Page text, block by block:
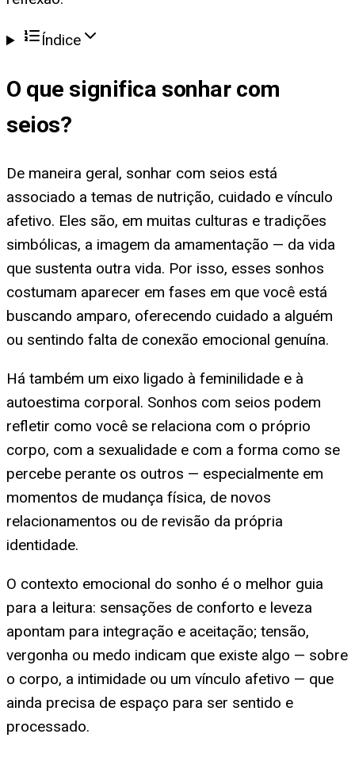
Índice
O que significa sonhar com
seios?
De maneira geral, sonhar com seios está
associado a temas de nutrição, cuidado e vínculo
afetivo. Eles são, em muitas culturas e tradições
simbólicas, a imagem da amamentação — da vida
que sustenta outra vida. Por isso, esses sonhos
costumam aparecer em fases em que você está
buscando amparo, oferecendo cuidado a alguém
ou sentindo falta de conexão emocional genuína.
Há também um eixo ligado à feminilidade e à
autoestima corporal. Sonhos com seios podem
refletir como você se relaciona com o próprio
corpo, com a sexualidade e com a forma como se
percebe perante os outros — especialmente em
momentos de mudança física, de novos
relacionamentos ou de revisão da própria
identidade.
O contexto emocional do sonho é o melhor guia
para a leitura: sensações de conforto e leveza
apontam para integração e aceitação; tensão,
vergonha ou medo indicam que existe algo — sobre
o corpo, a intimidade ou um vínculo afetivo — que
ainda precisa de espaço para ser sentido e
processado.